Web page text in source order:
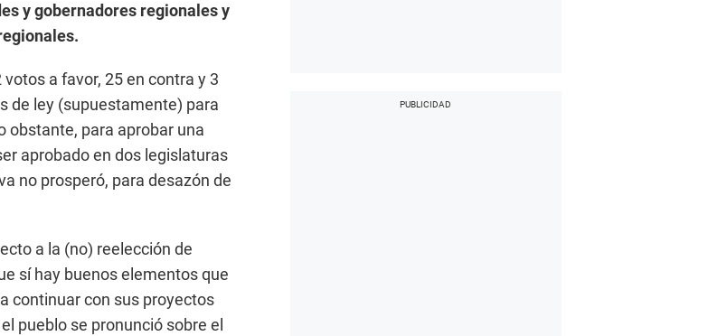
y gobernadores regionales y
a favor, 25 en contra y 3
de ley (supuestamente) para
obstante, para aprobar una
aprobado en dos legislaturas
no prosperó, para desazón de
a la (no) reelección de
sí hay buenos elementos que
continuar con sus proyectos
pueblo se pronunció sobre el